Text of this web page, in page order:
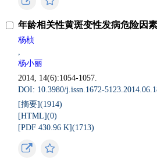
年龄相关性黄斑变性发病危险因
杨桢
,
杨小丽
2014, 14(6):1054-1057.
DOI: 10.3980/j.issn.1672-
[摘要](1914)
[HTML](0)
[PDF 430.96 K](1713)